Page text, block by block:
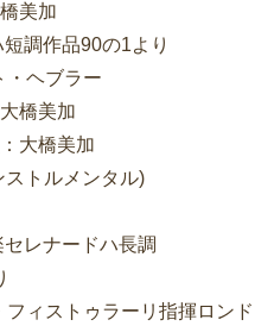
美加
調作品90の1より
ヘブラー
橋美加
大橋美加
トルメンタル)
レナードハ長調
ストゥラーリ指揮ロンド